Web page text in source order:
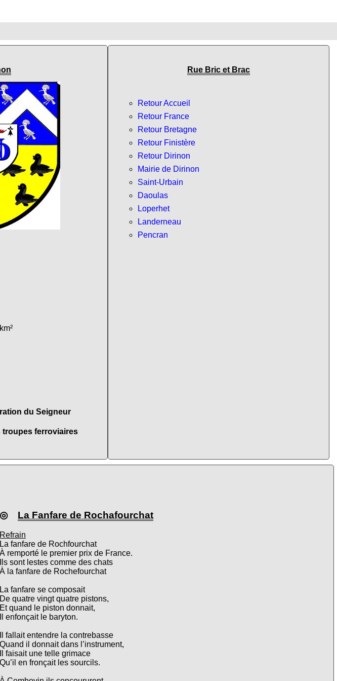
du Seigneur
troupes ferroviaires
Rue Bric et Brac
Retour Accueil
Retour France
Retour Bretagne
Retour Finistère
Retour Dirinon
Mairie de Dirinon
Saint-Urbain
Daoulas
Loperhet
Landerneau
Pencran
◎ La Fanfare de Rochafourchat
Refrain
La fanfare de Rochfourchat
À remporté le premier prix de France.
Ils sont lestes comme des chats
À la fanfare de Rochefourchat
La fanfare se composait
De quatre vingt quatre pistons,
Et quand le piston donnait,
Il enfonçait le baryton.
Il fallait entendre la contrebasse
Quand il donnait dans l’instrument,
Il faisait une telle grimace
Qu’il en fronçait les sourcils.